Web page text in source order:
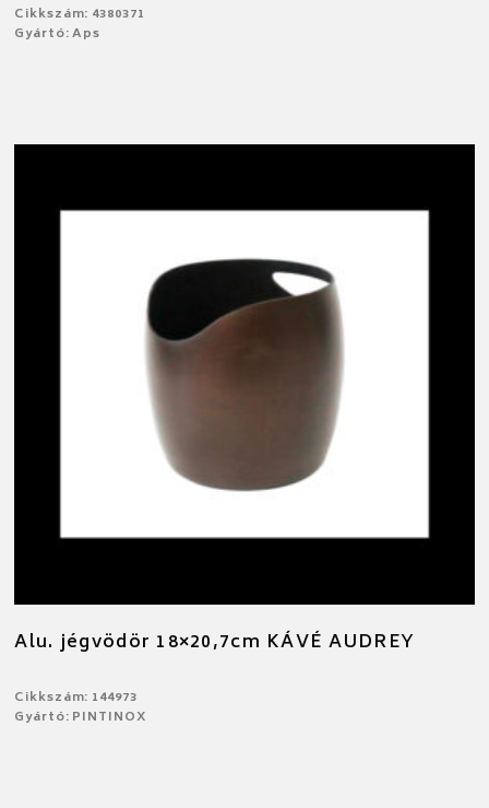
Cikkszám: 4380371
Gyártó: Aps
Alu. jégvödör 18×20,7cm KÁVÉ AUDREY
Cikkszám: 144973
Gyártó: PINTINOX